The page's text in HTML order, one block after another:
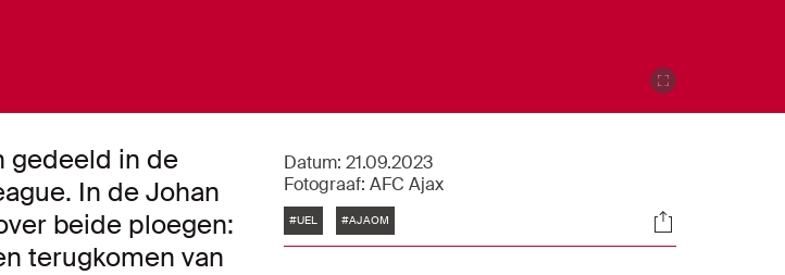
gedeeld in de
In de Johan
beide ploegen:
terugkomen van
Datum: 21.09.2023
Fotograaf: AFC Ajax
Tags
#UEL #AJAOM Socials